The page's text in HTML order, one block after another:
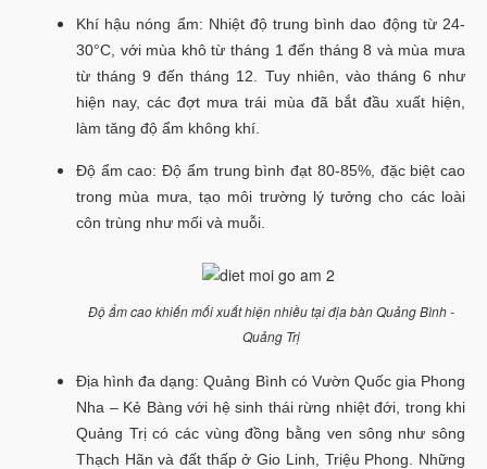
Khí hậu nóng ẩm: Nhiệt độ trung bình dao động từ 24-
30°C, với mùa khô từ tháng 1 đến tháng 8 và mùa mưa
từ tháng 9 đến tháng 12. Tuy nhiên, vào tháng 6 như
hiện nay, các đợt mưa trái mùa đã bắt đầu xuất hiện,
làm tăng độ ẩm không khí.
Độ ẩm cao: Độ ẩm trung bình đạt 80-85%, đặc biệt cao
trong mùa mưa, tạo môi trường lý tưởng cho các loài
côn trùng như mối và muỗi.
Độ ẩm cao khiến mối xuất hiện nhiều tại địa bàn Quảng Bình -
Quảng Trị
Địa hình đa dạng: Quảng Bình có Vườn Quốc gia Phong
Nha – Kẻ Bàng với hệ sinh thái rừng nhiệt đới, trong khi
Quảng Trị có các vùng đồng bằng ven sông như sông
Thạch Hãn và đất thấp ở Gio Linh, Triệu Phong. Những